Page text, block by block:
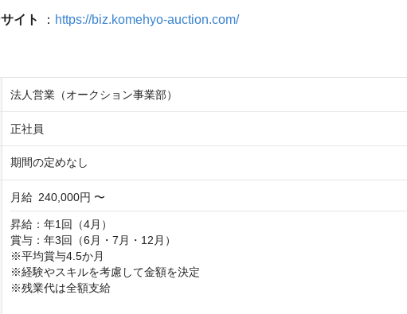
イト ： https://biz.komehyo-auction.com/
法人営業（オークション事業部）
正社員
期間の定めなし
月給 240,000円 〜
昇給：年1回（4月）
賞与：年3回（6月・7月・12月）
※平均賞与4.5か月
※経験やスキルを考慮して金額を決定
※残業代は全額支給